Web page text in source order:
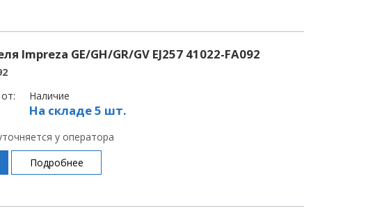
Impreza GE/GH/GR/GV EJ257 41022-FA092
Наличие
На складе 5 шт.
у оператора
Подробнее